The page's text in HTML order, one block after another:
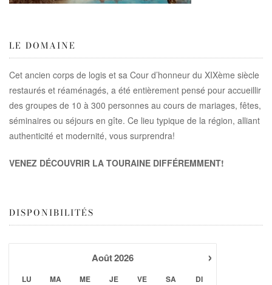
LE DOMAINE
Cet ancien corps de logis et sa Cour d’honneur du XIXème siècle
restaurés et réaménagés, a été entièrement pensé pour accueillir
des groupes de 10 à 300 personnes au cours de mariages, fêtes,
séminaires ou séjours en gîte. Ce lieu typique de la région, alliant
authenticité et modernité, vous surprendra!
VENEZ DÉCOUVRIR LA TOURAINE DIFFÉREMMENT!
DISPONIBILITÉS
›
Août2026
LU MA ME JE VE SA DI